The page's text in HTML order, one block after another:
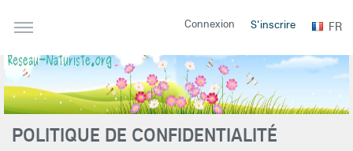
Connexion S'inscrire FR
POLITIQUE DE CONFIDENTIALITÉ